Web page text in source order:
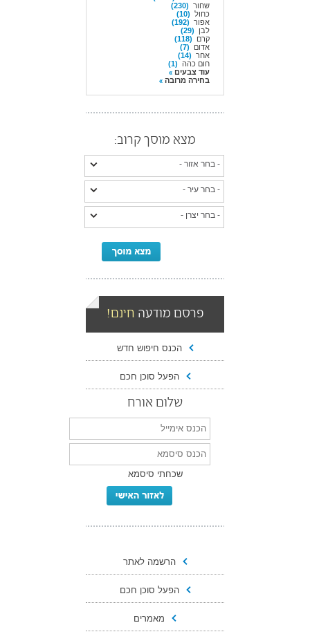
שחור (230)
כחול (10)
אפור (192)
לבן (29)
קרם (118)
אדום (7)
אחר (14)
חום כהה (1)
עוד צבעים
בחירה מרובה
מצא מוסך קרוב:
פרסם מודעה חינם!
הכנס חיפוש חדש
הפעל סוכן חכם
שלום אורח
שכחתי סיסמא
הרשמה לאתר
הפעל סוכן חכם
מאמרים